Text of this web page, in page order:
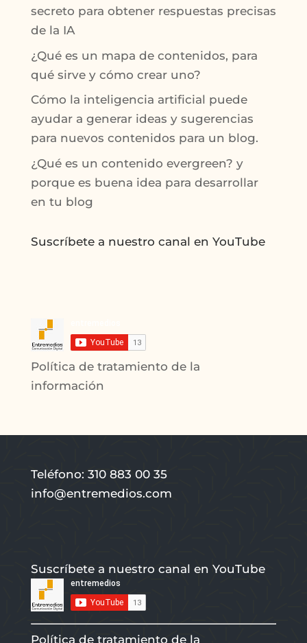
secreto para obtener respuestas precisas
de la IA
¿Qué es un mapa de contenidos, para
qué sirve y cómo crear uno?
Cómo la inteligencia artificial puede
ayudar a generar ideas y sugerencias
para nuevos contenidos para un blog.
¿Qué es un contenido evergreen? y
porque es buena idea para desarrollar
en tu blog
Suscríbete a nuestro canal en YouTube
Política de tratamiento de la
información
Teléfono: 310 883 00 35
info@entremedios.com
Suscríbete a nuestro canal en YouTube
Política de tratamiento de la